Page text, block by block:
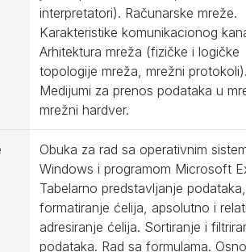
interpretatori). Računarske mreže.
Karakteristike komunikacionog
Arhitektura mreža (fizičke i logičke
topologije mreža, mrežni
Medijumi za prenos podataka u
mrežni hardver.
Obuka za rad sa operativnim
Windows i programom Microsoft
Tabelarno predstavljanje podataka,
formatiranje ćelija, apsolutno i
adresiranje ćelija. Sortiranje i
podataka. Rad sa formulama.